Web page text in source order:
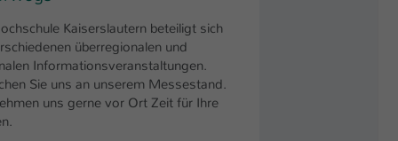
Kaiserslautern beteiligt sich
überregionalen und
Informationsveranstaltungen.
Sie uns an unserem Messestand.
uns gerne vor Ort Zeit für Ihre